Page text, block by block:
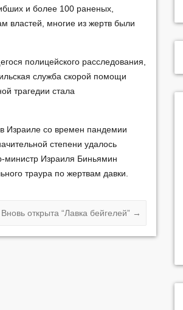
и более 100 раненых,
властей, многие из жертв были
полицейского расследования,
служба скорой помощи
трагедии стала
Израиле со времен пандемии
степени удалось
министр Израиля Биньямин
траура по жертвам давки.
Вновь открыта “Лавка бейгелей” →